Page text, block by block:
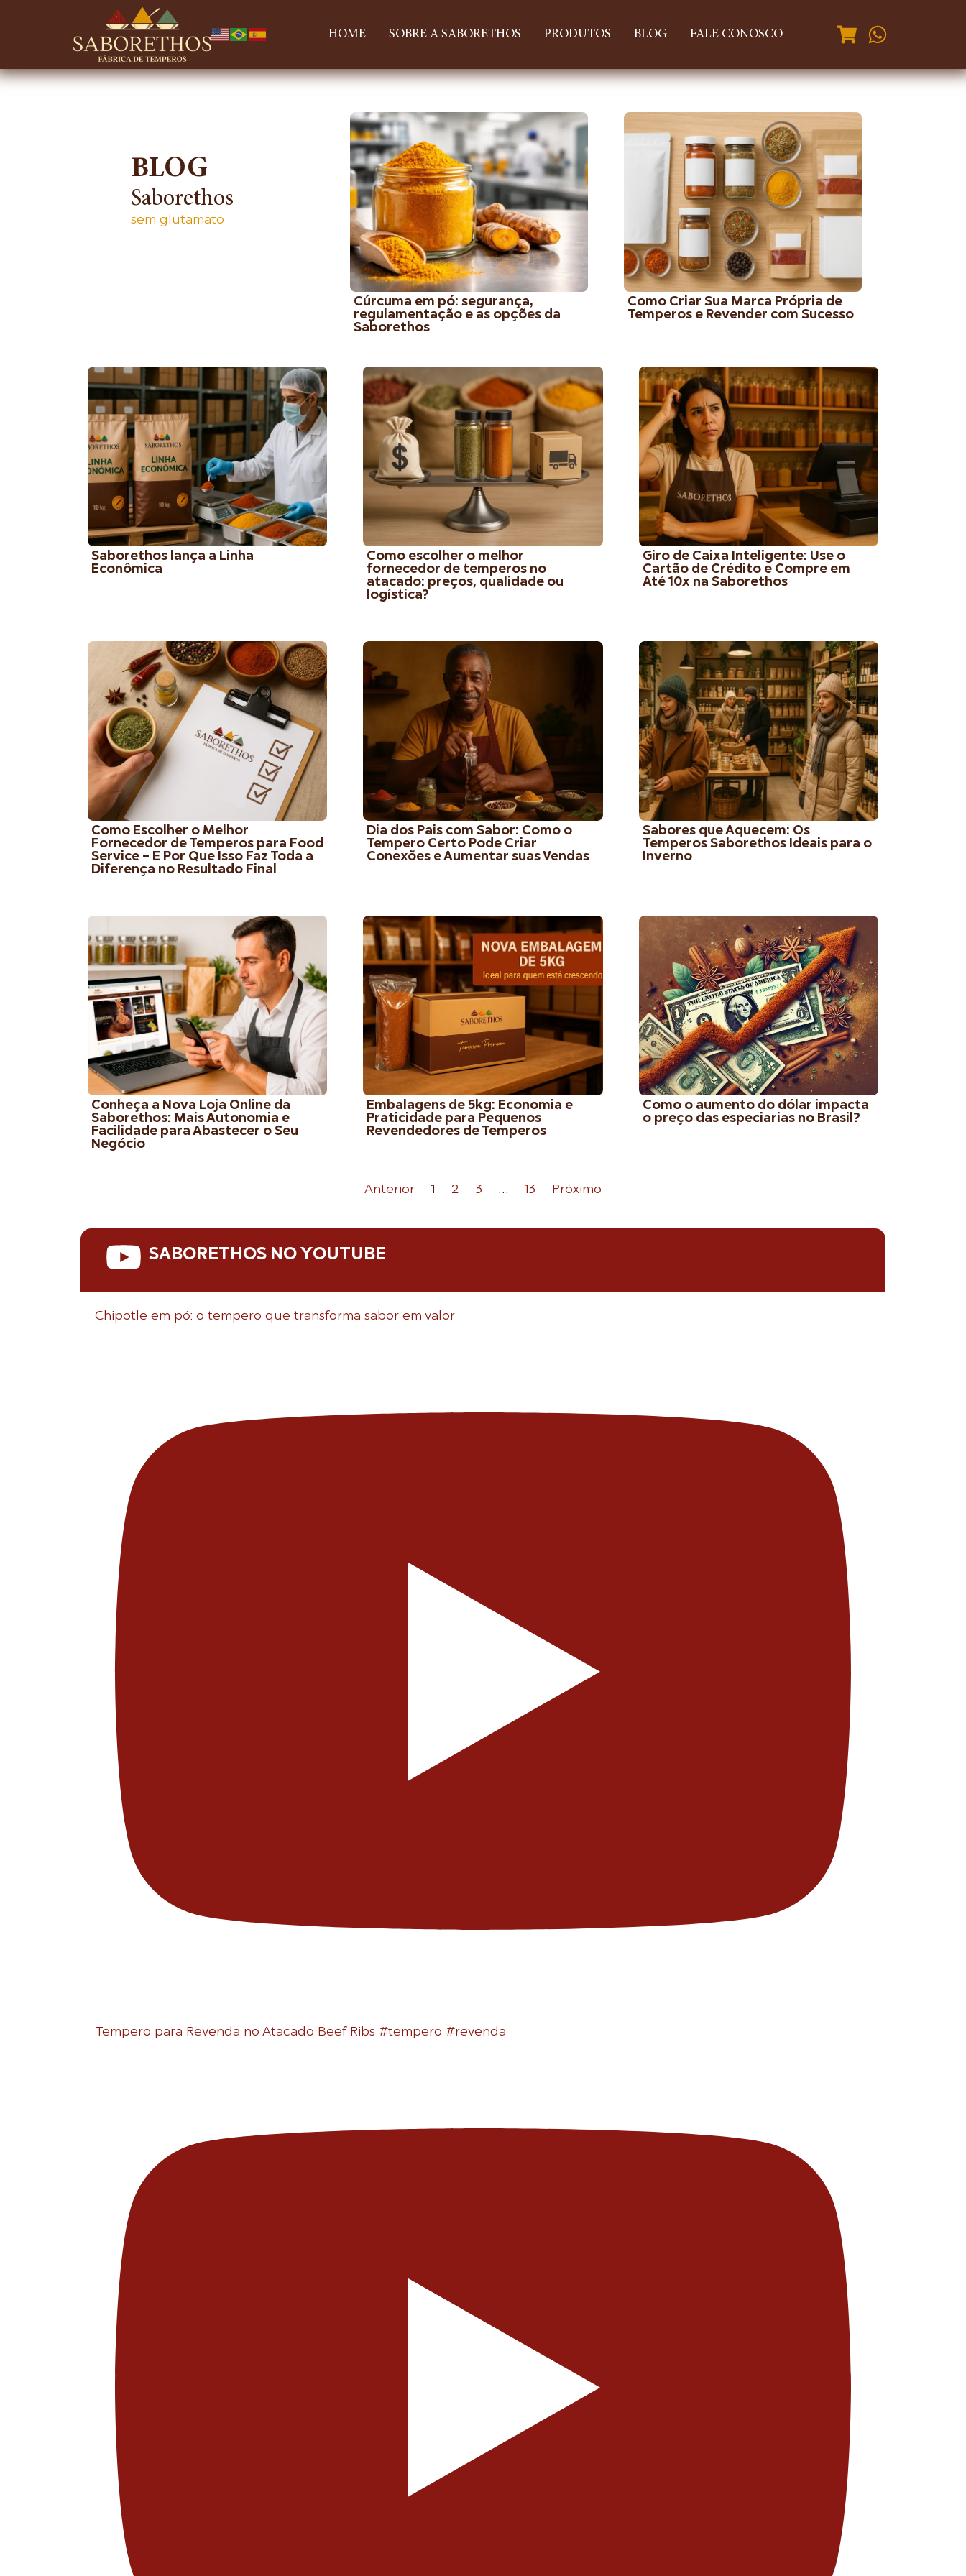
HOME SOBRE A SABORETHOS PRODUTOS BLOG FALE CONOSCO
BLOG
Saborethos
sem glutamato
Cúrcuma em pó: segurança,
regulamentação e as opções da
Saborethos
Como Criar Sua Marca Própria de
Temperos e Revender com Sucesso
Saborethos lança a Linha
Econômica
Como escolher o melhor
fornecedor de temperos no
atacado: preços, qualidade ou
logística?
Giro de Caixa Inteligente: Use o
Cartão de Crédito e Compre em
Até 10x na Saborethos
Como Escolher o Melhor
Fornecedor de Temperos para Food
Service – E Por Que Isso Faz Toda a
Diferença no Resultado Final
Dia dos Pais com Sabor: Como o
Tempero Certo Pode Criar
Conexões e Aumentar suas Vendas
Sabores que Aquecem: Os
Temperos Saborethos Ideais para o
Inverno
Conheça a Nova Loja Online da
Saborethos: Mais Autonomia e
Facilidade para Abastecer o Seu
Negócio
Embalagens de 5kg: Economia e
Praticidade para Pequenos
Revendedores de Temperos
Como o aumento do dólar impacta
o preço das especiarias no Brasil?
Anterior 1 2 3 13 Próximo
SABORETHOS NO YOUTUBE
Chipotle em pó: o tempero que transforma sabor em valor
Tempero para Revenda no Atacado Beef Ribs #tempero #revenda